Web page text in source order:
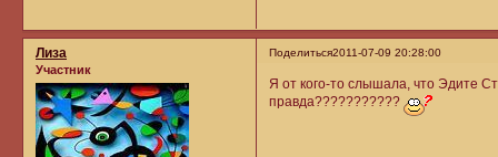
Поделиться2011-07-09 20:28:00
Лиза
Участник
Я от кого-то слышала, что Эдите
правда???????????